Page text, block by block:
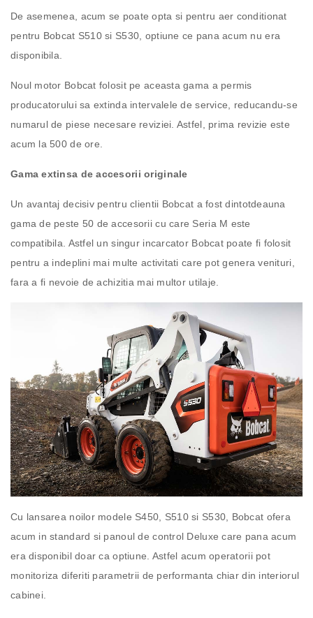
De asemenea, acum se poate opta si pentru aer conditionat
pentru Bobcat S510 si S530, optiune ce pana acum nu era
disponibila.
Noul motor Bobcat folosit pe aceasta gama a permis
producatorului sa extinda intervalele de service, reducandu-se
numarul de piese necesare reviziei. Astfel, prima revizie este
acum la 500 de ore.
Gama extinsa de accesorii originale
Un avantaj decisiv pentru clientii Bobcat a fost dintotdeauna
gama de peste 50 de accesorii cu care Seria M este
compatibila. Astfel un singur incarcator Bobcat poate fi folosit
pentru a indeplini mai multe activitati care pot genera venituri,
fara a fi nevoie de achizitia mai multor utilaje.
Cu lansarea noilor modele S450, S510 si S530, Bobcat ofera
acum in standard si panoul de control Deluxe care pana acum
era disponibil doar ca optiune. Astfel acum operatorii pot
monitoriza diferiti parametrii de performanta chiar din interiorul
cabinei.